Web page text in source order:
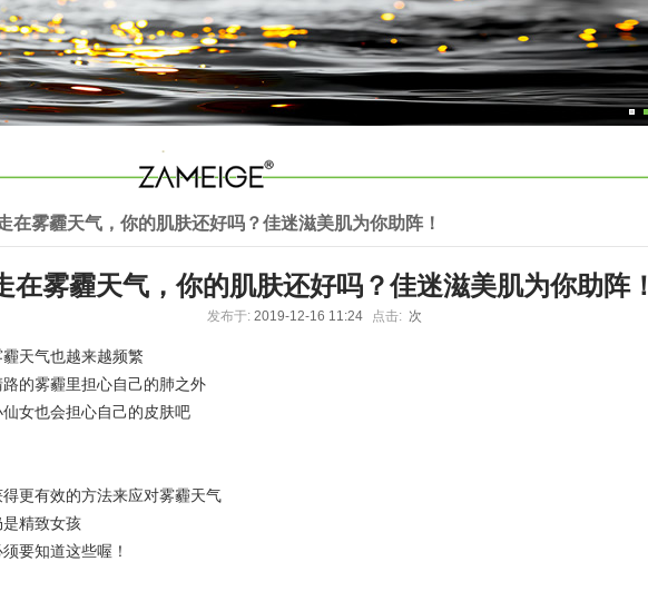
在雾霾天气，你的肌肤还好吗？佳迷滋美肌为你助阵！
在雾霾天气，你的肌肤还好吗？佳迷滋美肌为你助阵！
发布于: 2019-12-16 11:24 点击: 次
霾天气也越来越频繁
路的雾霾里担心自己的肺之外
女也会担心自己的皮肤吧
更有效的方法来应对雾霾天气
精致女孩
要知道这些喔！